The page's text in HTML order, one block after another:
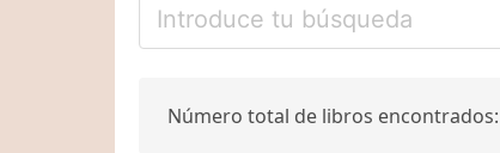
Número total de libros